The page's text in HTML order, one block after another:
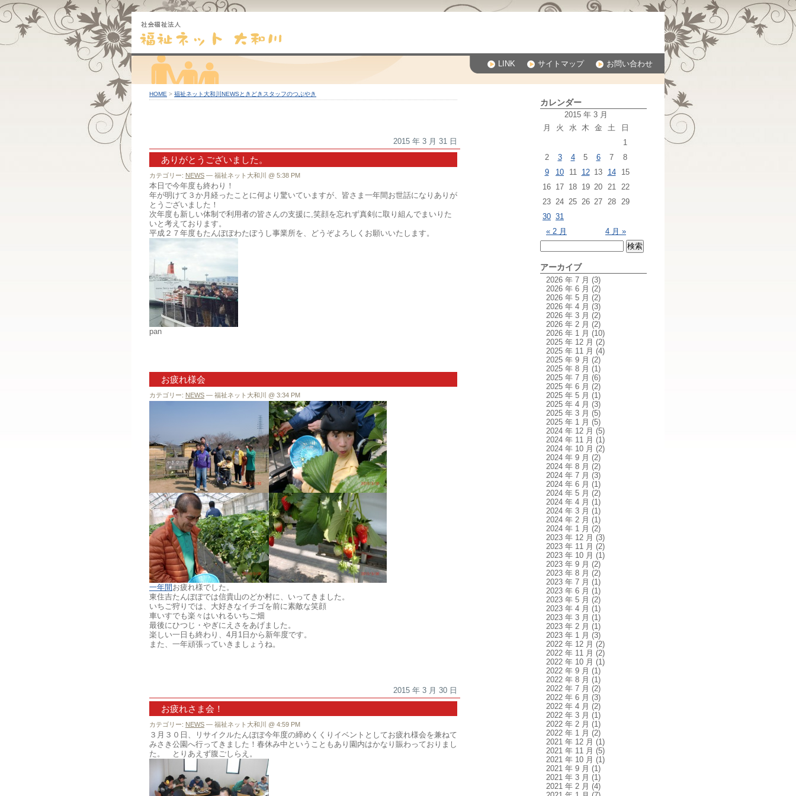
LINK サイトマップ お問い合わせ
HOME > 福祉ネット大和川NEWSときどきスタッフのつぶやき
2015 年 3 月 31 日
ありがとうございました。
カテゴリー: NEWS — 福祉ネット大和川 @ 5:38 PM
本日で今年度も終わり！
年が明けて３か月経ったことに何より驚いていますが、皆さま一年間お世話になりありが
とうございました！
次年度も新しい体制で利用者の皆さんの支援に,笑顔を忘れず真剣に取り組んでまいりた
いと考えております。
平成２７年度もたんぽぽわたぼうし事業所を、どうぞよろしくお願いいたします。
pan
お疲れ様会
カテゴリー: NEWS — 福祉ネット大和川 @ 3:34 PM
一年間 お疲れ様でした。
東住吉たんぽぽでは信貴山のどか村に、いってきました。
いちご狩りでは、大好きなイチゴを前に素敵な笑顔
車いすでも楽々はいれるいちご畑
最後にひつじ・やぎにえさをあげました。
楽しい一日も終わり、4月1日から新年度です。
また、一年頑張っていきましょうね。
2015 年 3 月 30 日
お疲れさま会！
カテゴリー: NEWS — 福祉ネット大和川 @ 4:59 PM
３月３０日、リサイクルたんぽぽ今年度の締めくくりイベントとしてお疲れ様会を兼ねて
みさき公園へ行ってきました！春休み中ということもあり園内はかなり賑わっておりまし
た。 とりあえず腹ごしらえ。
カレンダー
2015 年 3 月
月
火 水 木 金 土 日
« 2 月 4 月 »
1
2
3 4 5 6 7
8
9
10 11 12 13 14
15
16 17 18 19 20 21
22
23 24 25 26 27 28
29
30 31
アーカイブ
2026 年 7 月 (3)
2026 年 6 月 (2)
2026 年 5 月 (2)
2026 年 4 月 (3)
2026 年 3 月 (2)
2026 年 2 月 (2)
2026 年 1 月 (10)
2025 年 12 月 (2)
2025 年 11 月 (4)
2025 年 9 月 (2)
2025 年 8 月 (1)
2025 年 7 月 (6)
2025 年 6 月 (2)
2025 年 5 月 (1)
2025 年 4 月 (3)
2025 年 3 月 (5)
2025 年 1 月 (5)
2024 年 12 月 (5)
2024 年 11 月 (1)
2024 年 10 月 (2)
2024 年 9 月 (2)
2024 年 8 月 (2)
2024 年 7 月 (3)
2024 年 6 月 (1)
2024 年 5 月 (2)
2024 年 4 月 (1)
2024 年 3 月 (1)
2024 年 2 月 (1)
2024 年 1 月 (2)
2023 年 12 月 (3)
2023 年 11 月 (2)
2023 年 10 月 (1)
2023 年 9 月 (2)
2023 年 8 月 (2)
2023 年 7 月 (1)
2023 年 6 月 (1)
2023 年 5 月 (2)
2023 年 4 月 (1)
2023 年 3 月 (1)
2023 年 2 月 (1)
2023 年 1 月 (3)
2022 年 12 月 (2)
2022 年 11 月 (2)
2022 年 10 月 (1)
2022 年 9 月 (1)
2022 年 8 月 (1)
2022 年 7 月 (2)
2022 年 6 月 (3)
2022 年 4 月 (2)
2022 年 3 月 (1)
2022 年 2 月 (1)
2022 年 1 月 (2)
2021 年 12 月 (1)
2021 年 11 月 (5)
2021 年 10 月 (1)
2021 年 9 月 (1)
2021 年 3 月 (1)
2021 年 2 月 (4)